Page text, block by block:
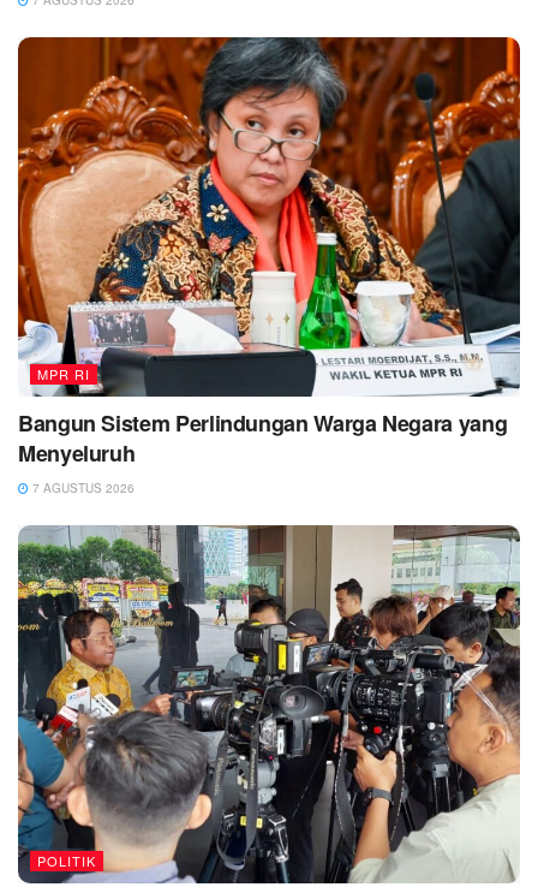
MPR RI
Bangun Sistem Perlindungan Warga Negara yang
Menyeluruh
7 AGUSTUS 2026
POLITIK